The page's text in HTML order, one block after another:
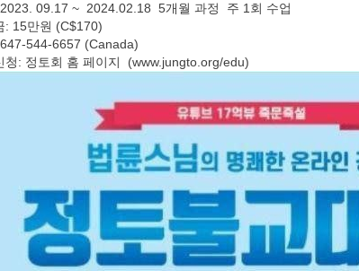
09.17 ~ 2024.02.18 5개월 과정 주 1회 수업
: 15만원 (C$170)
544-6657 (Canada)
청: 정토회 홈 페이지 (www.jungto.org/edu)